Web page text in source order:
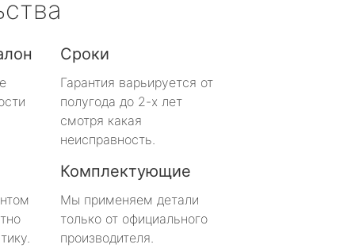
Сроки
Гарантия варьируется от
полугода до 2-х лет
смотря какая
неисправность.
Комплектующие
Мы применяем детали
только от официального
производителя.